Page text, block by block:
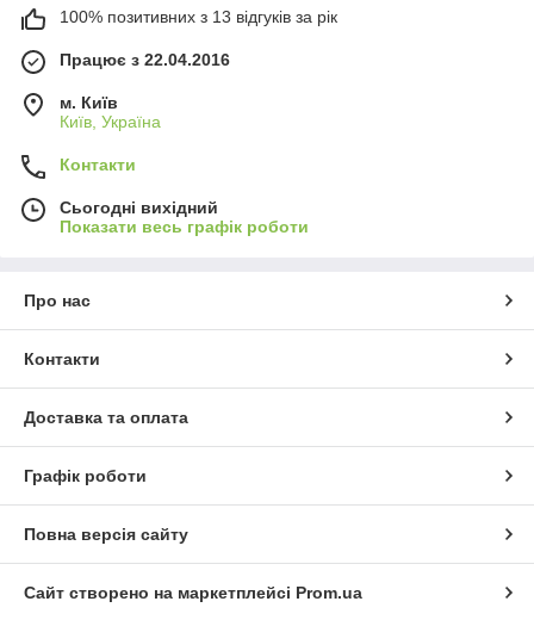
100% позитивних з 13 відгуків за рік
Працює з 22.04.2016
м. Київ
Київ, Україна
Контакти
Сьогодні вихідний
Показати весь графік роботи
Про нас
Контакти
Доставка та оплата
Графік роботи
Повна версія сайту
Сайт створено на маркетплейсі Prom.ua